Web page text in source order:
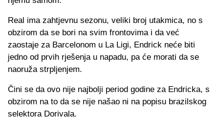
Real ima zahtjevnu sezonu, veliki broj utakmica, no s
obzirom da se bori na svim frontovima i da već
zaostaje za Barcelonom u La Ligi, Endrick neće biti
jedno od prvih rješenja u napadu, pa će morati da se
naoruža strpljenjem.
Čini se da ovo nije najbolji period godine za Endricka, s
obzirom na to da se nije našao ni na popisu brazilskog
selektora Dorivala.